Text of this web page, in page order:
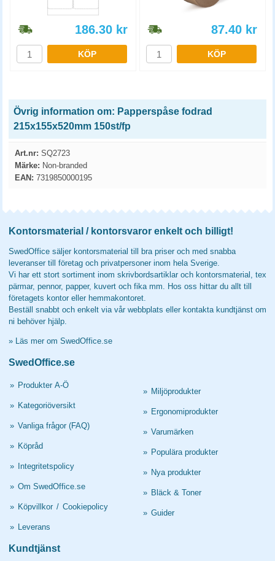
186.30 kr
KÖP
87.40 kr
KÖP
Övrig information om: Papperspåse fodrad
215x155x520mm 150st/fp
Art.nr: SQ2723
Märke: Non-branded
EAN: 7319850000195
Kontorsmaterial / kontorsvaror enkelt och billigt!
SwedOffice säljer kontorsmaterial till bra priser och med snabba
leveranser till företag och privatpersoner inom hela Sverige.
Vi har ett stort sortiment inom skrivbordsartiklar och kontorsmaterial, tex
pärmar, pennor, papper, kuvert och fika mm. Hos oss hittar du allt till
företagets kontor eller hemmakontoret.
Beställ snabbt och enkelt via vår webbplats eller kontakta kundtjänst om
ni behöver hjälp.
» Läs mer om SwedOffice.se
SwedOffice.se
» Produkter A-Ö
» Kategoriöversikt
» Vanliga frågor (FAQ)
» Köpråd
» Integritetspolicy
» Om SwedOffice.se
» Köpvillkor / Cookiepolicy
» Leverans
» Miljöprodukter
» Ergonomiprodukter
» Varumärken
» Populära produkter
» Nya produkter
» Bläck & Toner
» Guider
Kundtjänst